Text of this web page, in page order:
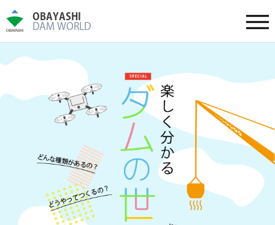
OBAYASHI
DAM WORLD